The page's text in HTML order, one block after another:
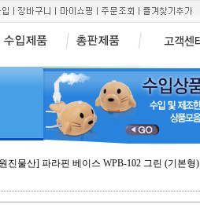
진물산] 파라핀 베이스 WPB-102 그린 (기본형)